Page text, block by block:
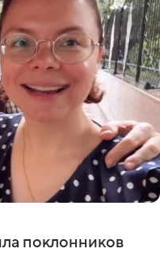
поклонников